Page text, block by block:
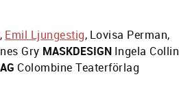
, Emil Ljungestig, Lovisa Perman,
Gry MASKDESIGN Ingela Collin
Colombine Teaterförlag